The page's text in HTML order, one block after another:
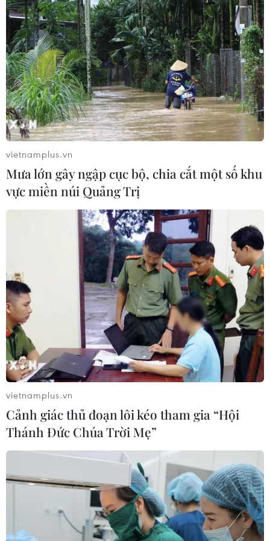
được lực lượng đẩy mạnh từ nay đến hết năm
2024 trên địa bàn cả nước, nhằm góp phần bình
ổn thị trường vàng. Đặc biệt, trong thời gian tới,
Tổng cục Quản lý thị trường sẽ tăng cường phối
hợp với các cơ quan có liên quan kiểm tra về
chất lượng vàng cũng như các hành vi đầu cơ,
găm hàng đối với mặt hàng vàng của các tổ
chức, cá nhân./.
Họp Ủy ban Thường vụ
Quốc hội: Đề nghị thanh
tra doanh nghiệp kinh
doanh vàng
Ủy ban Thường vụ Quốc hội đề nghị Chính phủ
chỉ đạo các bộ, ngành liên quan tập trung thanh
tra, kiểm tra các doanh nghiệp kinh doanh vàng,
làm rõ trách nhiệm nếu có hành vi thao túng thị
trường.
(TTXVN/Vietnam+)
vietnamplus.vn
Mưa lớn gây ngập cục bộ, chia cắt một số khu
vực miền núi Quảng Trị
vietnamplus.vn
Cảnh giác thủ đoạn lôi kéo tham gia “Hội
Thánh Đức Chúa Trời Mẹ”